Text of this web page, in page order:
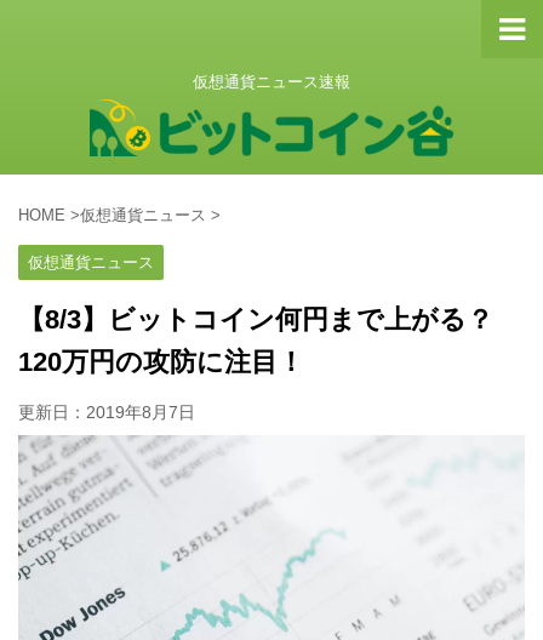
仮想通貨ニュース速報
HOME >仮想通貨ニュース >
仮想通貨ニュース
【8/3】ビットコイン何円まで上がる？
120万円の攻防に注目！
更新日： 2019年8月7日